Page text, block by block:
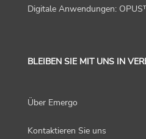
Digitale Anwendungen:
BLEIBEN SIE MIT UNS IN
Über Emergo
Kontaktieren Sie uns